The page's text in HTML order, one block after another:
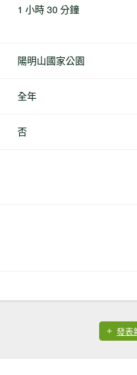
1 小時 30 分鐘
陽明山國家公園
全年
否
發表